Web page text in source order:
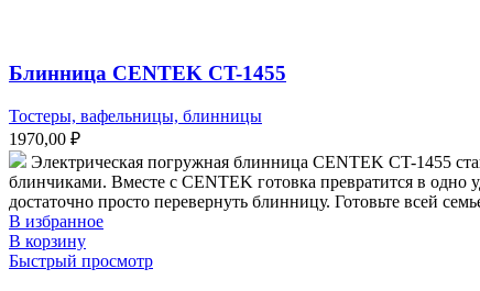
Блинница CENTEK CT-1455
Тостеры, вафельницы, блинницы
1970,00 ₽
Электрическая погружная блинница CENTEK CT-1455
блинчиками. Вместе с CENTEK готовка превратится в
достаточно просто перевернуть блинницу. Готовьте всей
В избранное
В корзину
Быстрый просмотр